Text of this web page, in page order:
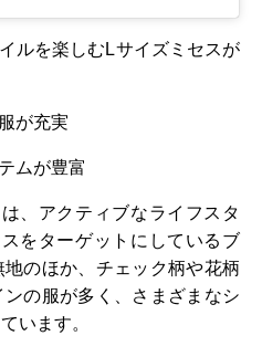
ルを楽しむLサイズミセスが
が充実
ムが豊富
、アクティブなライフスタ
をターゲットにしているブ
のほか、チェック柄や花柄
の服が多く、さまざまなシ
います。